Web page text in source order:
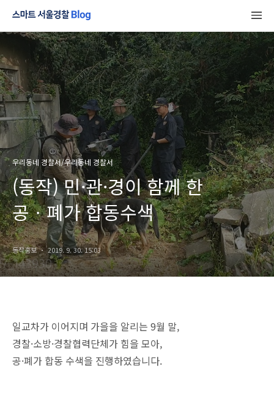
우리동네 경찰서/우리동네 경찰서
(동작) 민·관·경이 함께 한
공ㆍ폐가 합동수색
동작홍보 2019. 9. 30. 15:03
일교차가 이어지며 가을을 알리는 9월 말,
경찰·소방·경찰협력단체가 힘을 모아,
공·폐가 합동 수색을 진행하였습니다.